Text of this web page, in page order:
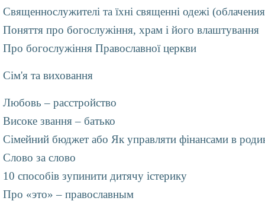
Священнослужителі та їхні священні одежі
Поняття про богослужіння, храм і його влаштування
Про богослужіння Православної церкви
Сім'я та виховання
Любовь – расстройство
Високе звання – батько
Сімейний бюджет або Як управляти фінансами в
Слово за слово
10 способів зупинити дитячу істерику
Про «это» – православным